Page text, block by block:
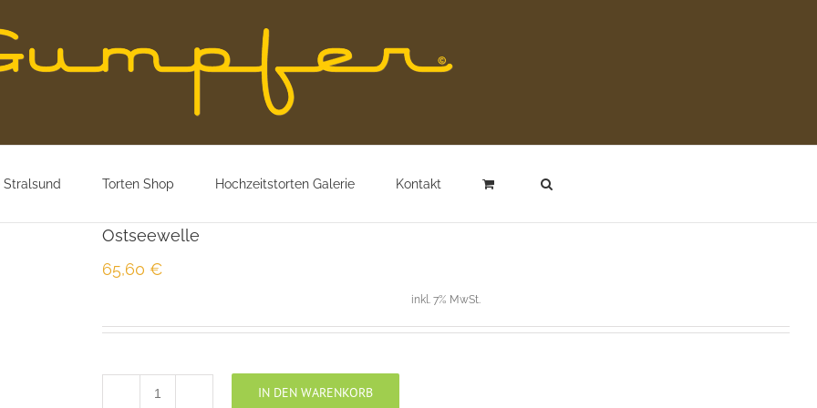
Stralsund Torten Shop Hochzeitstorten Galerie Kontakt
Ostseewelle
65,60 €
inkl. 7% MwSt.
Ostseewelle
IN DEN WARENKORB